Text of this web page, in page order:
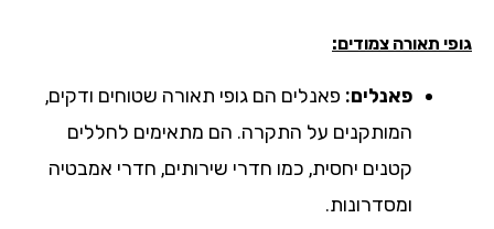
תאורה צמודים:
פאנלים:פאנלים הם גופי תאורה שטוחים ודקים,
המותקנים על התקרה. הם מתאימים לחללים
קטנים יחסית, כמו חדרי שירותים, חדרי אמבטיה
ומסדרונות.